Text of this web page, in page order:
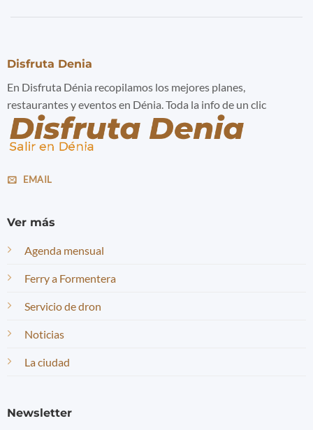
Disfruta Denia
En Disfruta Dénia recopilamos los mejores planes,
restaurantes y eventos en Dénia. Toda la info de un clic
EMAIL
Ver más
Agenda mensual
Ferry a Formentera
Servicio de dron
Noticias
La ciudad
Newsletter